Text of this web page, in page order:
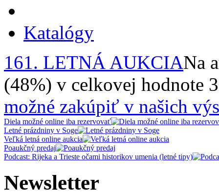
Katalógy
161. LETNÁ AUKCIANa
(48%) v celkovej hodnote
možné zakúpiť v našich
Diela možné online iba rezervovať
Letné prázdniny v Soge
Veľká letná online aukcia
Poaukčný predaj
Podcast: Rijeka a Trieste očami historikov umenia (letné tipy)
Newsletter